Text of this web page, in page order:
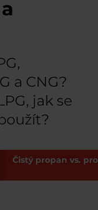
a CNG?
jak se
Čistý propan vs.